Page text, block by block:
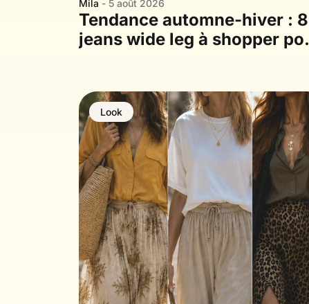
Mila - 5 août 2026
Tendance automne-hiver : 8
jeans wide leg à shopper
Look